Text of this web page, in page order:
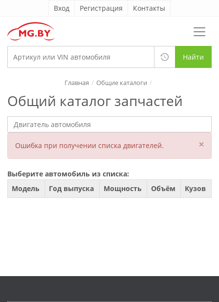
Вход Регистрация Контакты
Найти
Общий каталог запчастей
Главная Общие каталоги
Ошибка при получении списка двигателей. ×
Выберите автомобиль из списка:
Модель
Год выпуска Мощность Объём Кузов